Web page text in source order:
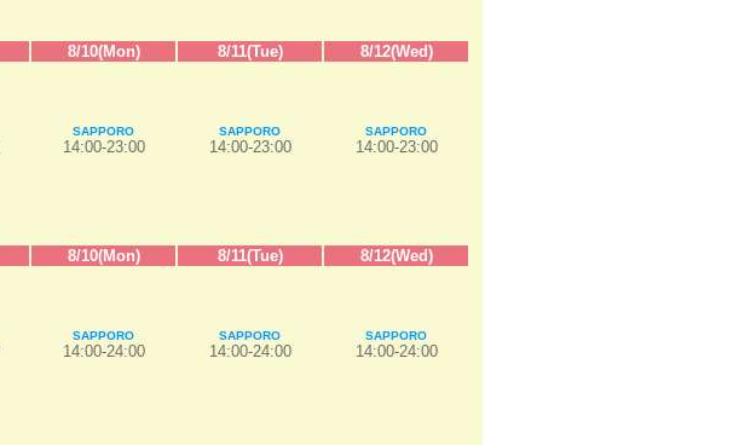
8/10(Mon) 8/11(Tue) 8/12(Wed)
SAPPORO
14:00-23:00
SAPPORO
14:00-23:00
SAPPORO
14:00-23:00
8/10(Mon) 8/11(Tue) 8/12(Wed)
SAPPORO
14:00-24:00
SAPPORO
14:00-24:00
SAPPORO
14:00-24:00